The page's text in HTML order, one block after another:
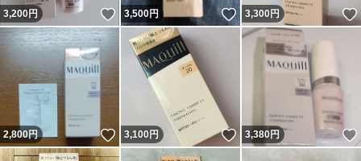
3,200円 いいね！
3,500円 いいね！
3,300円
2,800円 いいね！
3,100円 いいね！
3,380円